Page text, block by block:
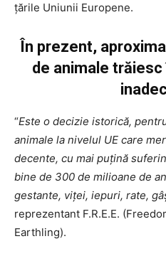
țările Uniunii Europene.
În prezent,
de animale
“Este o decizie istorică,
animale la nivelul UE care
decente, cu mai puţină
bine de 300 de milioane de
gestante, viței, iepuri, rate,
reprezentant F.R.E.E.
Earthling).